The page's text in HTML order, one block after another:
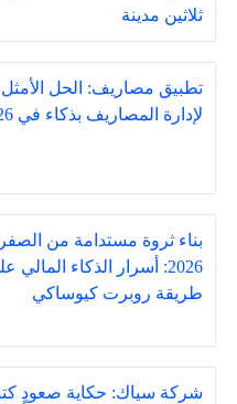
ثلاثين مدينة
تطبيق مصاريف: الحل الأمثل
لإدارة المصاريف بذكاء في 2026
بناء ثروة مستدامة من
2026: أسرار الذكاء المالي
طريقة روبرت كيوساكي
شركة سياك: حكاية صعودٍ